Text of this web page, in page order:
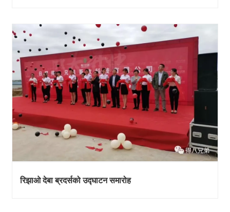
रिझाओ देबा ब्रदर्सको उद्घाटन समारोह